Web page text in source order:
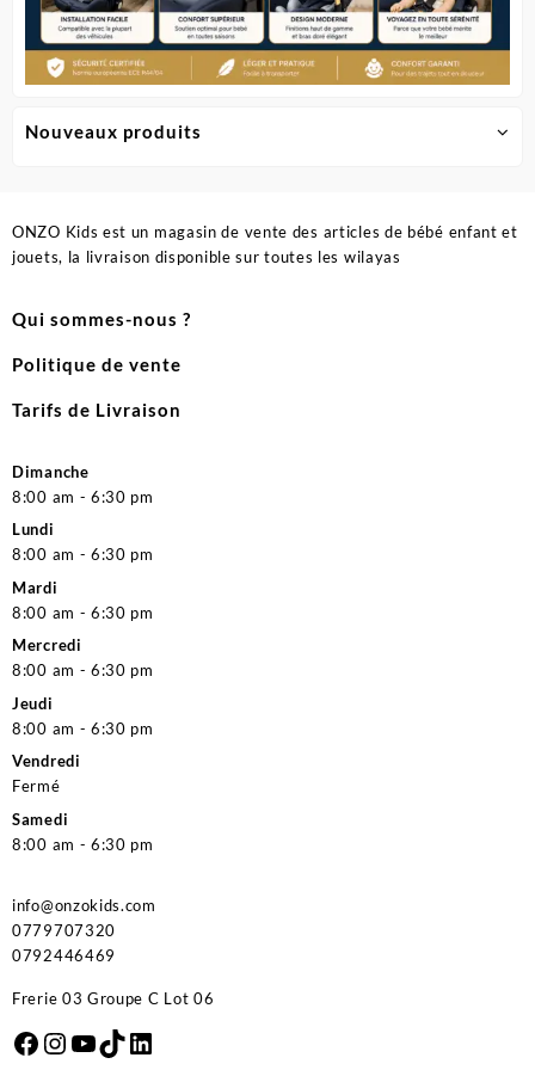
Nouveaux produits
ONZO Kids est un magasin de vente des articles de bébé enfant et
jouets, la livraison disponible sur toutes les wilayas
Qui sommes-nous ?
Politique de vente
Tarifs de Livraison
Dimanche
8:00 am - 6:30 pm
Lundi
8:00 am - 6:30 pm
Mardi
8:00 am - 6:30 pm
Mercredi
8:00 am - 6:30 pm
Jeudi
8:00 am - 6:30 pm
Vendredi
Fermé
Samedi
8:00 am - 6:30 pm
info@onzokids.com
0779707320
0792446469
Frerie 03 Groupe C Lot 06
Facebook
Instagram
YouTube
TikTok
LinkedIn